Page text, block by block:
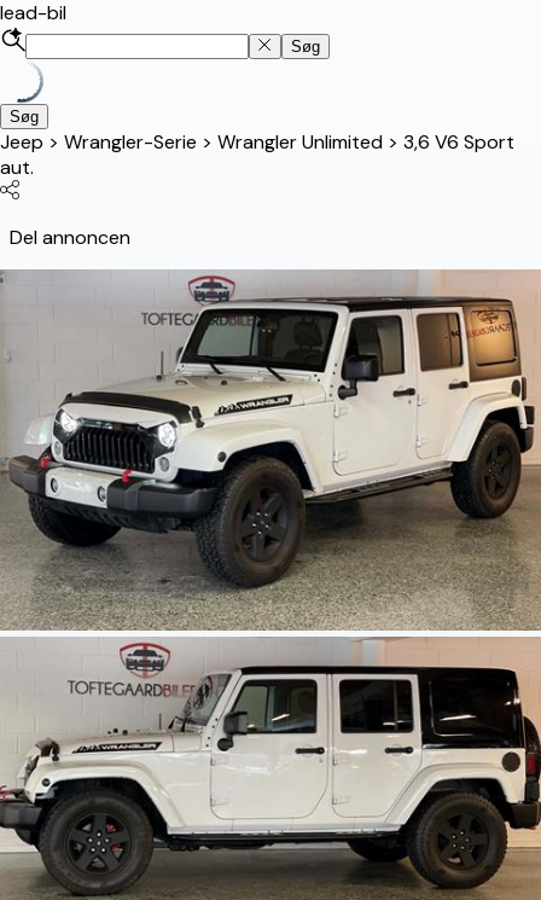
lead-bil
Søg
Søg
Jeep > Wrangler-Serie > Wrangler Unlimited > 3,6 V6 Sport
aut.
Del annoncen